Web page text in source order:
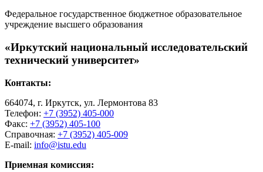
Федеральное государственное бюджетное образовательное
учреждение высшего образования
«Иркутский национальный исследовательский
технический университет»
Контакты:
664074, г. Иркутск, ул. Лермонтова 83
Телефон: +7 (3952) 405-000
Факс: +7 (3952) 405-100
Справочная: +7 (3952) 405-009
E-mail: info@istu.edu
Приемная комиссия: